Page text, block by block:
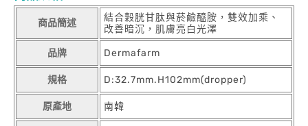
商品簡述
結合穀胱甘肽與菸鹼醯胺，雙效加乘、
改善暗沉，肌膚亮白光澤
品牌 Dermafarm
規格 D:32.7mm.H102mm(dropper)
原產地 南韓